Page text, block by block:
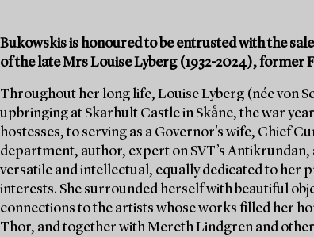
Bukowskis is honoured to be entrusted with the
of the late Mrs Louise Lyberg (1932-2024), former
Throughout her long life, Louise Lyberg (née von
upbringing at Skarhult Castle in Skåne, the war
hostesses, to serving as a Governor's wife, Chief
department, author, expert on SVT’s Antikrundan,
versatile and intellectual, equally dedicated to her
interests. She surrounded herself with beautiful
connections to the artists whose works filled her
Thor, and together with Mereth Lindgren and